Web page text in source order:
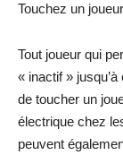
Touchez un
Tout joueur qui
« inactif »
de toucher un
électrique chez
peuvent